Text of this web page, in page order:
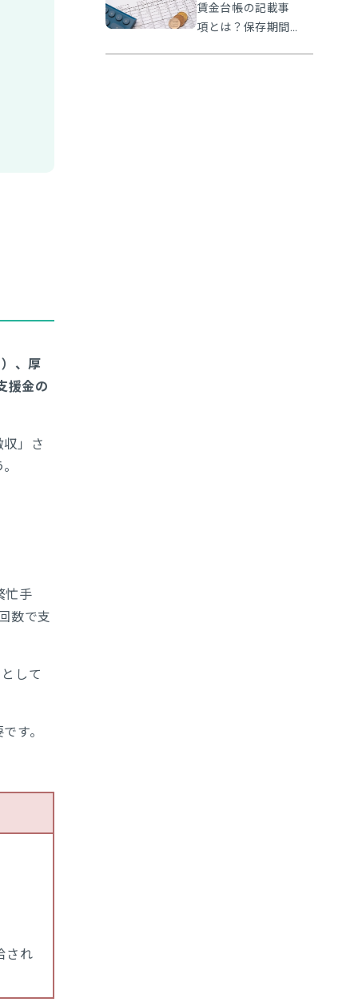
、厚
援金の
」さ
忙手
数で支
して
す。
され
賃金台帳の記載事
項とは？保存期間